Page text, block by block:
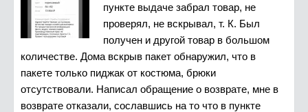
пункте выдаче забрал товар, не
проверял, не вскрывал, т. К. Был
получен и другой товар в большом
количестве. Дома вскрыв пакет обнаружил, что в
пакете только пиджак от костюма, брюки
отсутствовали. Написал обращение о возврате, мне в
возврате отказали, сославшись на то что в пункте